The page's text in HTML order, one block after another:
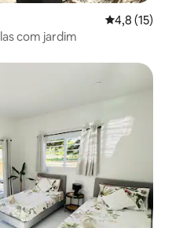
4,8 de uma
4,8 (15)
com jardim